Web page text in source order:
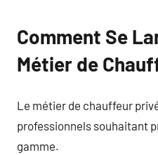
Comment Se
Métier de
Le métier de chauffeur
professionnels souhaitant
gamme.